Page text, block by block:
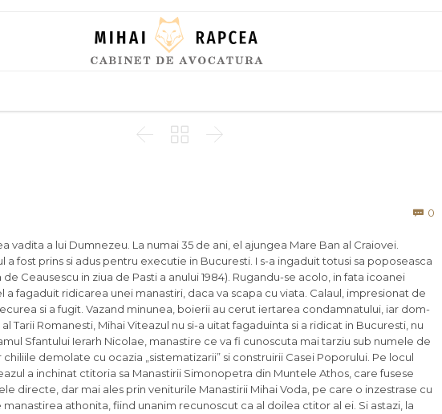
content
  
 0
a lui Dumnezeu. La numai 35 de ani, el ajungea Mare Ban al Craiovei.
fost prins si adus pen­tru executie in Bucuresti. I s-a ingaduit totusi sa popo­seasca
Ceausescu in ziua de Pasti a anului 1984). Rugandu-se acolo, in fata icoanei
fagaduit ridicarea unei manastiri, daca va scapa cu viata. Calaul, impresionat de
si a fugit. Vazand mi­nunea, boierii au cerut ierta­rea condamnatului, iar dom­
Tarii Romanesti, Mihai Viteazul nu si-a uitat fagaduin­ta si a ridicat in Bucuresti, nu
Sfantului Ierarh Nico­lae, manastire ce va fi cunos­cuta mai tarziu sub numele de
chiliile demolate cu oca­zia „sistematizarii” si con­struirii Casei Poporului. Pe locul
a inchinat cti­toria sa Manastirii Simonopetra din Muntele Athos, care fusese
directe, dar mai ales prin veniturile Manastirii Mihai Voda, pe care o inzestrase cu
athonita, fiind unanim recunos­cut ca al doilea ctitor al ei. Si astazi, la